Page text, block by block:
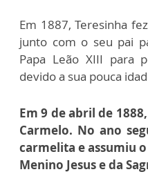
Em 1887, Teresinha
junto com o seu pai
Papa Leão XIII para
devido a sua pouca
Em 9 de abril de
Carmelo. No ano
carmelita e assumiu
Menino Jesus e da